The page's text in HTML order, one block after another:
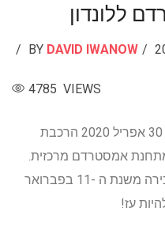
ללונדון
BY DAVID IWANOW
4785 VIEWS
זה נעשה רשמי בשבוע שעבר, כי מ 30 אפריל 2020 הרכבת
אמסטרדם מרכזית.
כרטיסים לרכבת ישירה יוצאים למכירה משנת ה -11 בפברואר